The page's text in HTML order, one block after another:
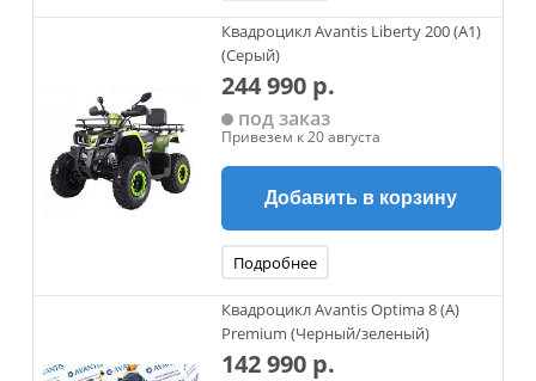
Квадроцикл Avantis Liberty 200 (A1)
(Серый)
244 990 р.
под заказ
Привезем к 20 августа
Добавить в корзину
Подробнее
Квадроцикл Avantis Optima 8 (A)
Premium (Черный/зеленый)
142 990 р.